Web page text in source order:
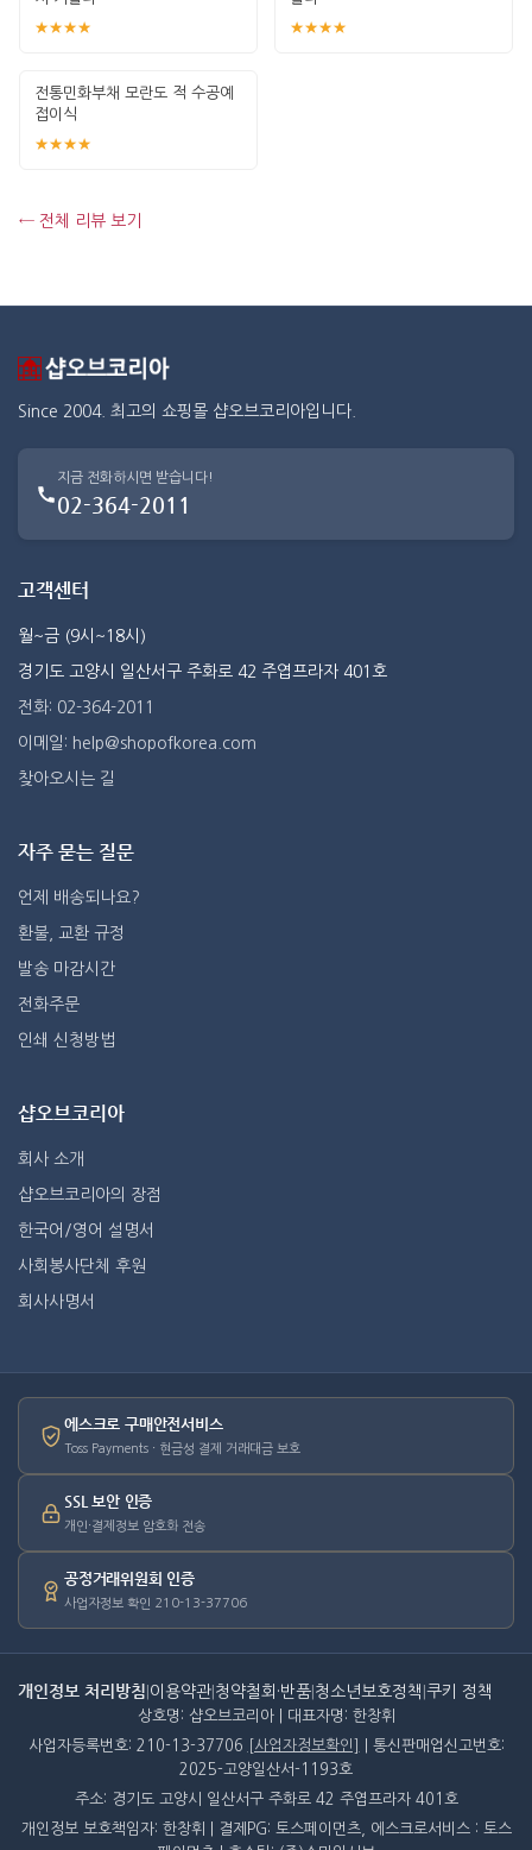
★★★★
★★★★
전통민화부채 모란도 적 수공예
접이식
★★★★
← 전체 리뷰 보기
Since 2004. 최고의 쇼핑몰 샵오브코리아입니다.
지금 전화하시면 받습니다!
02-364-2011
고객센터
월~금 (9시~18시)
경기도 고양시 일산서구 주화로 42 주엽프라자 401호
전화: 02-364-2011
이메일: help@shopofkorea.com
찾아오시는 길
자주 묻는 질문
언제 배송되나요?
환불, 교환 규정
발송 마감시간
전화주문
인쇄 신청방법
샵오브코리아
회사 소개
샵오브코리아의 장점
한국어/영어 설명서
사회봉사단체 후원
회사사명서
에스크로 구매안전서비스
Toss Payments · 현금성 결제 거래대금 보호
SSL 보안 인증
개인·결제정보 암호화 전송
공정거래위원회 인증
사업자정보 확인 210-13-37706
개인정보 처리방침 이용약관 청약철회·반품 청소년보호정책 쿠키 정책
상호명: 샵오브코리아 | 대표자명: 한창휘
사업자등록번호: 210-13-37706
[사업자정보확인]
| 통신판매업신고번호:
2025-고양일산서-1193호
주소: 경기도 고양시 일산서구 주화로 42 주엽프라자 401호
개인정보 보호책임자: 한창휘 | 결제PG: 토스페이먼츠, 에스크로서비스 : 토스